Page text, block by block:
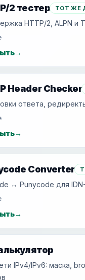
2 тестер ТОТ ЖЕ
HTTP/2, ALPN и
→
Header Checker
ответа,
→
Converter
↔ Punycode для
→
IPv4/IPv6: маска,